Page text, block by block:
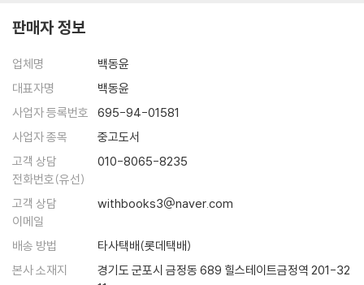
판매자 정보
업체명
백동윤
대표자명
백동윤
사업자 등록번호
695-94-01581
사업자 종목
중고도서
고객 상담
전화번호(유선)
010-8065-8235
고객 상담
이메일
withbooks3@naver.com
배송 방법
타사택배(롯데택배)
본사 소재지
경기도 군포시 금정동 689 힐스테이트금정역 201-32